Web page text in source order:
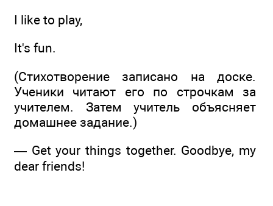
I like to play,
It's fun.
(Стихотворение записано на доске.
Ученики читают его по строчкам за
учителем. Затем учитель объясняет
домашнее задание.)
— Get your things together. Goodbye, my
dear friends!